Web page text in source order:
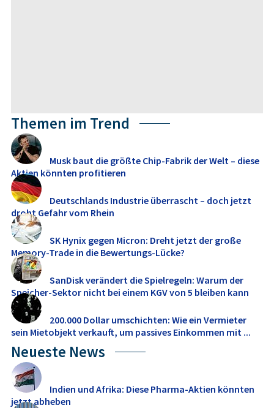
Themen im Trend
Musk baut die größte Chip-Fabrik der Welt – diese
Aktien könnten profitieren
Deutschlands Industrie überrascht – doch jetzt
droht Gefahr vom Rhein
SK Hynix gegen Micron: Dreht jetzt der große
Memory‑Trade in die Bewertungs-Lücke?
SanDisk verändert die Spielregeln: Warum der
Speicher-Sektor nicht bei einem KGV von 5 bleiben kann
200.000 Dollar umschichten: Wie ein Vermieter
sein Mietobjekt verkauft, um passives Einkommen mit ...
Neueste News
Indien und Afrika: Diese Pharma-Aktien könnten
jetzt abheben